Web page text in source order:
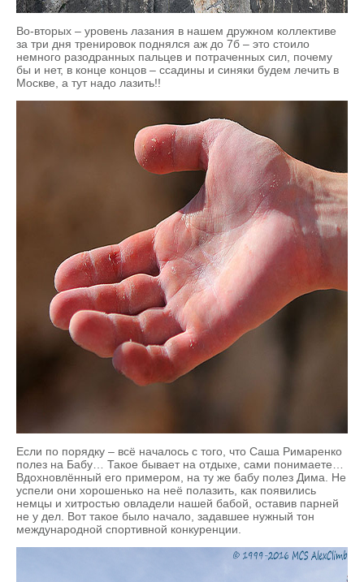
Во-вторых – уровень лазания в нашем дружном коллективе
за три дня тренировок поднялся аж до 7б – это стоило
немного разодранных пальцев и потраченных сил, почему
бы и нет, в конце концов – ссадины и синяки будем лечить в
Москве, а тут надо лазить!!
Если по порядку – всё началось с того, что Саша Римаренко
полез на Бабу… Такое бывает на отдыхе, сами понимаете…
Вдохновлённый его примером, на ту же бабу полез Дима. Не
успели они хорошенько на неё полазить, как появились
немцы и хитростью овладели нашей бабой, оставив парней
не у дел. Вот такое было начало, задавшее нужный тон
международной спортивной конкуренции.